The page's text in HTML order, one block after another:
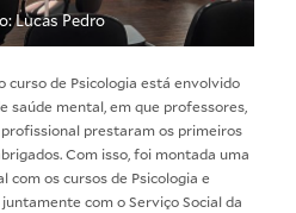
Lucas Pedro
curso de Psicologia está envolvido
saúde mental, em que professores,
prestaram os primeiros
Com isso, foi montada uma
os cursos de Psicologia e
com o Serviço Social da